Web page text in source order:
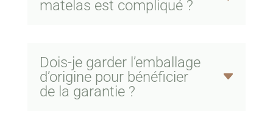
matelas est compliqué ?
Dois-je garder l’emballage
d’origine pour bénéficier
de la garantie ?